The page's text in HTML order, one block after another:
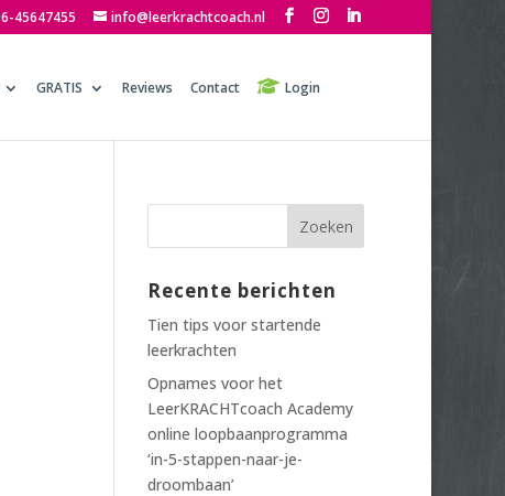
45647455 info@leerkrachtcoach.nl
GRATIS Reviews Contact Login
Recente berichten
Tien tips voor startende
leerkrachten
Opnames voor het
LeerKRACHTcoach Academy
online loopbaanprogramma
‘in-5-stappen-naar-je-
droombaan’